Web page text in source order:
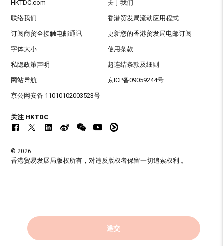
递交
HKTDC.com 关于我们
联络我们 香港贸发局流动应用程式
订阅商贸全接触电邮通讯 更新您的香港贸发局电邮订阅
字体大小 使用条款
私隐政策声明 超连结条款及细则
网站导航 京ICP备09059244号
京公网安备 11010102003523号
关注 HKTDC
© 2026
香港贸易发展局版权所有，对违反版权者保留一切追索权利 。